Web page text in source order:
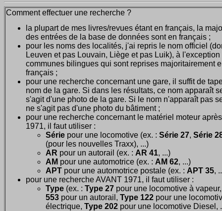
Comment effectuer une recherche ?
la plupart de mes livres/revues étant en français, la
des entrées de la base de données sont en français ;
pour les noms des localités, j'ai repris le nom officiel
Leuven et pas Louvain, Liège et pas Luik), à l'exception
communes bilingues qui sont reprises majoritairement
français ;
pour une recherche concernant une gare, il suffit de
nom de la gare. Si dans les résultats, ce nom apparaît
s'agit d'une photo de la gare. Si le nom n'apparaît pas
ne s'agit pas d'une photo du bâtiment ;
pour une recherche concernant le matériel moteur après
1971, il faut utiliser :
Série pour une locomotive (ex. : Série 27, Série
(pour les nouvelles Traxx), ...)
AR pour un autorail (ex. : AR 41, ...)
AM pour une automotrice (ex. : AM 62, ...)
APT pour une automotrice postale (ex. : APT 35,
pour une recherche AVANT 1971, il faut utiliser :
Type (ex. : Type 27 pour une locomotive à
553 pour un autorail, Type 122 pour une
électrique, Type 202 pour une locomotive Diesel,